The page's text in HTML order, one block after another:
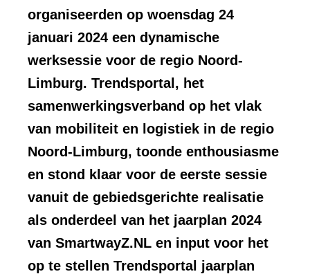
Foto
organiseerden op woensdag 24
januari 2024 een dynamische
werksessie voor de regio Noord-
Limburg. Trendsportal, het
samenwerkingsverband op het vlak
van mobiliteit en logistiek in de regio
Noord-Limburg, toonde enthousiasme
en stond klaar voor de eerste sessie
vanuit de gebiedsgerichte realisatie
als onderdeel van het jaarplan 2024
van SmartwayZ.NL en input voor het
op te stellen Trendsportal jaarplan